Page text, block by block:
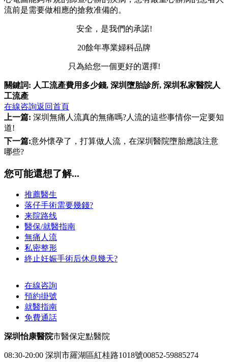
流前是需要做相應的搶救准備的。
安全，是我們的承諾!
20餘年專業婦科品牌
只為給您一個更好的選擇!
關鍵詞: 人工流產費用多少錢, 深圳墮胎診所, 深圳私家醫院人
工流產
在線咨詢返回首頁
上一篇: 深圳無痛人流真的無痛嗎?人流的這些事情你一定要知
道!
下一篇:意外懷孕了，打算做人流，在深圳醫院墮胎應該注意
哪些?
您可能還想了解...
推薦醫生
落仔手術需要幾錢?
来院路线
醫保/就醫指南
無痛人流
私密整形
終止妊娠手術后休息幾天?
在線咨詢
預約掛號
就醫指南
免費通話
深圳怡康醫院市醫保定點醫院
08:30-20:00 深圳市羅湖區紅桂路1018號00852-59885274